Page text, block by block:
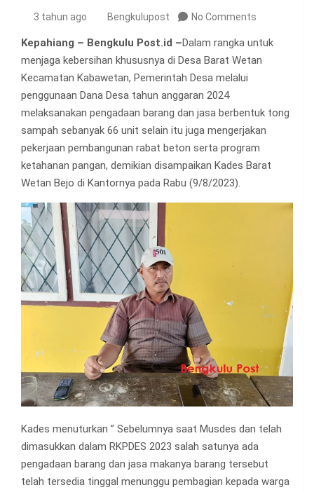
3 tahun ago Bengkulupost No Comments
Kepahiang – Bengkulu Post.id –Dalam rangka untuk
menjaga kebersihan khususnya di Desa Barat Wetan
Kecamatan Kabawetan, Pemerintah Desa melalui
penggunaan Dana Desa tahun anggaran 2024
melaksanakan pengadaan barang dan jasa berbentuk tong
sampah sebanyak 66 unit selain itu juga mengerjakan
pekerjaan pembangunan rabat beton serta program
ketahanan pangan, demikian disampaikan Kades Barat
Wetan Bejo di Kantornya pada Rabu (9/8/2023).
Kades menuturkan ” Sebelumnya saat Musdes dan telah
dimasukkan dalam RKPDES 2023 salah satunya ada
pengadaan barang dan jasa makanya barang tersebut
telah tersedia tinggal menunggu pembagian kepada warga